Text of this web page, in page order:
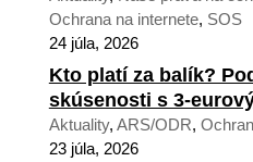
Ochrana na internete, SOS
24 júla, 2026
Kto platí za balík?
skúsenosti s 3-
Aktuality, ARS/ODR,
23 júla, 2026